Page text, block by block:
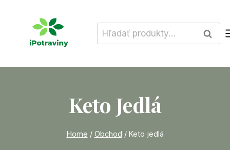
Hľadať:
Keto Jedlá
Home / Obchod / Keto jedlá